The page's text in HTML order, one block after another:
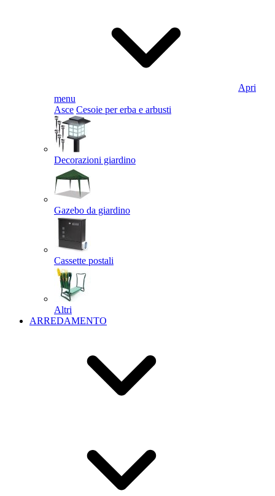
Apri
menu
Asce Cesoie per erba e arbusti
Decorazioni giardino
Gazebo da giardino
Cassette postali
Altri
ARREDAMENTO